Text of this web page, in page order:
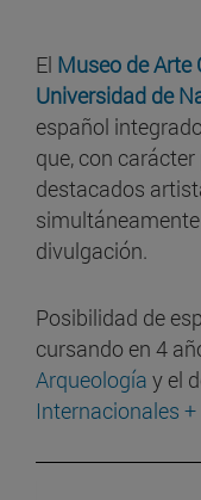
El Museo de Arte
Universidad de
español
que, con
destacados
divulgación.
Posibilidad de
cursando en 4
Arqueología y el
Internacionales